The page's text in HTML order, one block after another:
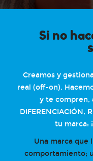
Si no
Creamos y
real (off-on).
y te compren,
DIFERENCIACIÓN,
tu marca:
Una marca que
comportamiento;